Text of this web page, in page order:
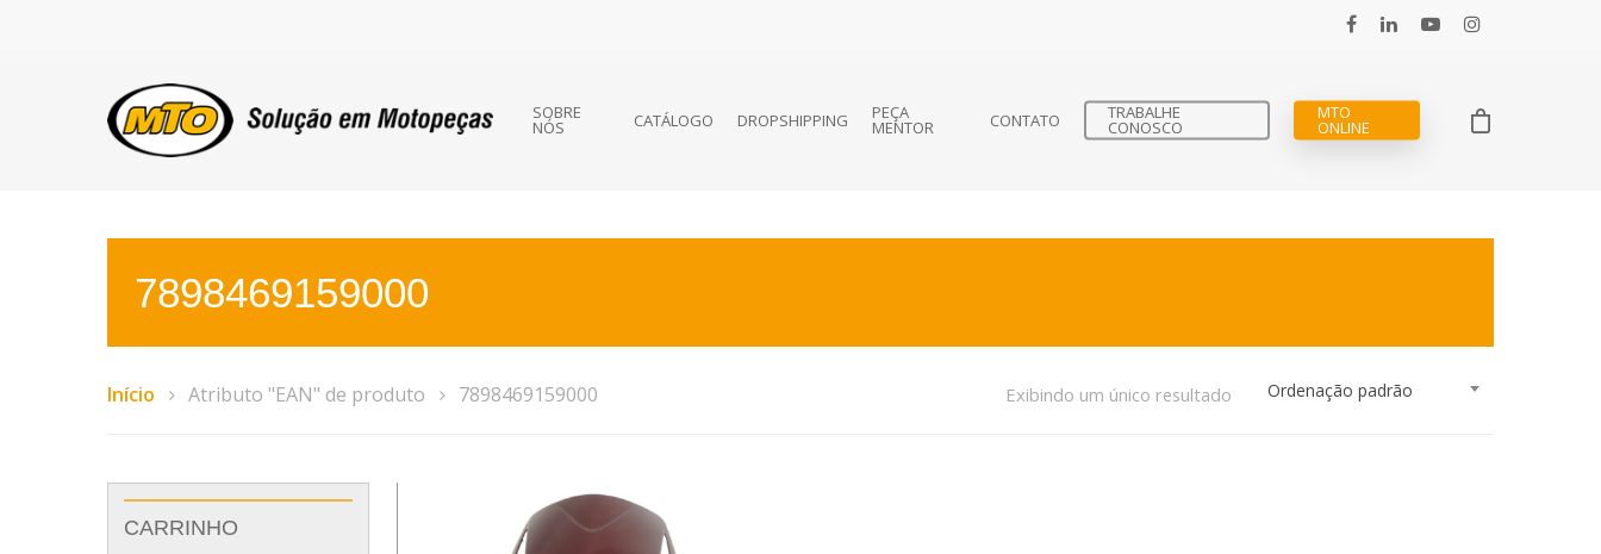
SOBRE
NÓS CATÁLOGO DROPSHIPPING PEÇA
MENTOR CONTATO TRABALHE
CONOSCO
MTO
ONLINE
7898469159000
Ordenação padrão
Exibindo um único resultado
Início Atributo "EAN" de produto 7898469159000
CARRINHO